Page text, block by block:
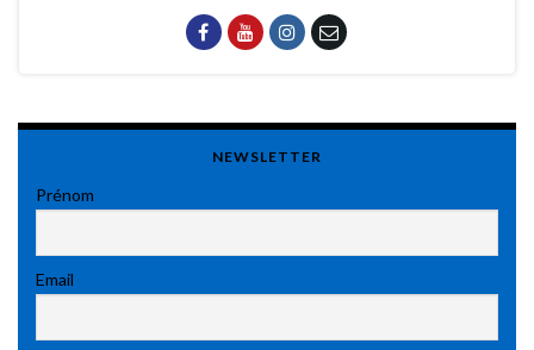
NEWSLETTER
Prénom
Email